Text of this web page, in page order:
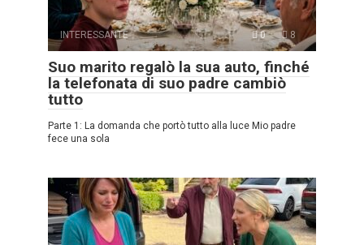
INTERESSANTE 0 8
Suo marito regalò la sua auto, finché
la telefonata di suo padre cambiò
tutto
Parte 1: La domanda che portò tutto alla luce Mio padre
fece una sola